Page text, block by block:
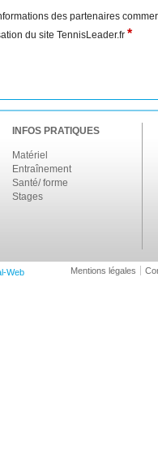
des partenaires
du site TennisLeader.fr *
INFOS PRATIQUES
Matériel
Entraînement
Santé/ forme
Stages
Web Mentions légales